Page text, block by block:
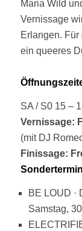
Maria Wild
Vernissage
Erlangen.
ein queeres
SA / S0 15 –
Vernissage:
(mit DJ
Finissage:
BE LOUD ·
Samstag,